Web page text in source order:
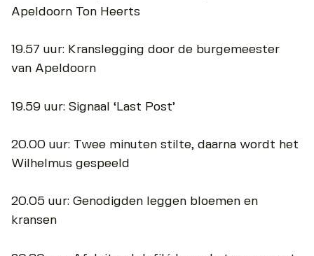
Apeldoorn Ton Heerts
19.57 uur: Kranslegging door de burgemeester
van Apeldoorn
19.59 uur: Signaal ‘Last Post’
20.00 uur: Twee minuten stilte, daarna wordt het
Wilhelmus gespeeld
20.05 uur: Genodigden leggen bloemen en
kransen